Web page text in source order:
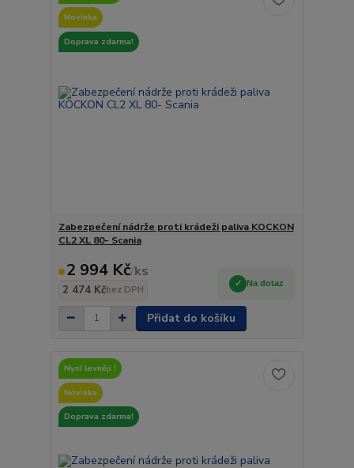
Novinka
Doprava zdarma!
Zabezpečení nádrže proti krádeži paliva KOCKON
CL2 XL 80- Scania
2 994 Kč/ks
2 474 Kčbez DPH
Na dotaz
Přidat do košíku
Nyní levněji !
Novinka
Doprava zdarma!